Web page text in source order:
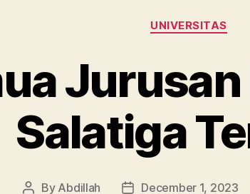
Categories
UNIVERSITAS
Salatiga
Post
By Abdillah
PostDecember 1, 2023